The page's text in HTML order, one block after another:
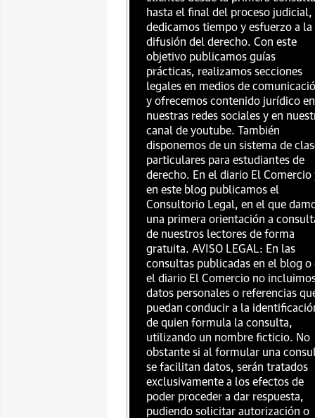
hasta el final del proceso judicial,
dedicamos tiempo y esfuerzo a la
difusión del derecho. Con este
objetivo publicamos guías
prácticas, realizamos secciones
legales en medios de
y ofrecemos contenido jurídico en
nuestras redes sociales y en
canal de youtube. También
disponemos de un sistema de
particulares para estudiantes de
derecho. En el diario El Comercio
en este blog publicamos el
Consultorio Legal, en el que
una primera orientación a
de nuestros lectores de forma
gratuita. AVISO LEGAL: En las
consultas publicadas en el blog o
el diario El Comercio no
datos personales o referencias
puedan conducir a la
de quien formula la consulta,
utilizando un nombre ficticio. No
obstante si al formular una
se facilitan datos, serán tratados
exclusivamente a los efectos de
poder proceder a dar respuesta,
pudiendo solicitar autorización o